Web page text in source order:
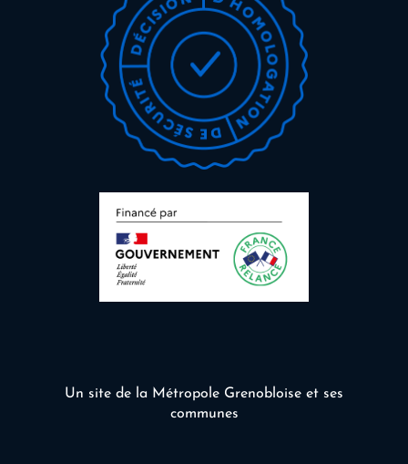
Un site de la Métropole Grenobloise et ses
communes